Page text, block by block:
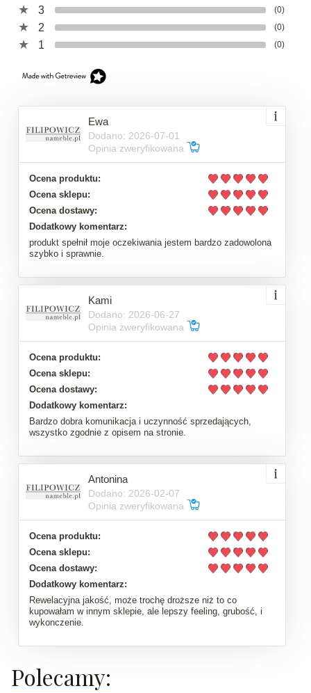
3 (0)
2 (0)
1 (0)
Ewa
Dodano: 2026-07-01
Opinia zweryfikowana
Ocena produktu:
Ocena sklepu:
Ocena dostawy:
Dodatkowy komentarz:
produkt spełnił moje oczekiwania jestem bardzo zadowolona
szybko i sprawnie.
Kami
Dodano: 2026-06-27
Opinia zweryfikowana
Ocena produktu:
Ocena sklepu:
Ocena dostawy:
Dodatkowy komentarz:
Bardzo dobra komunikacja i uczynność sprzedających,
wszystko zgodnie z opisem na stronie.
Antonina
Dodano: 2026-02-07
Opinia zweryfikowana
Ocena produktu:
Ocena sklepu:
Ocena dostawy:
Dodatkowy komentarz:
Rewelacyjna jakość, może trochę droższe niż to co
kupowałam w innym sklepie, ale lepszy feeling, grubość, i
wykonczenie.
Polecamy: